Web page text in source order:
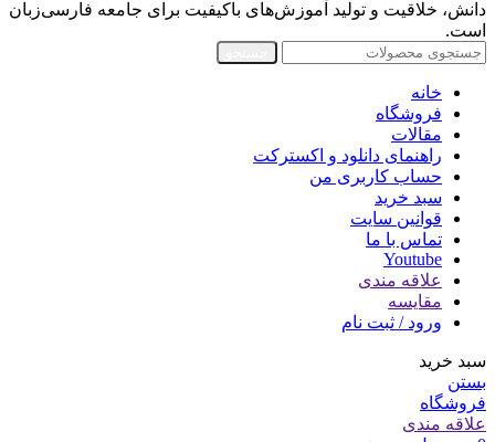
دانش، خلاقیت و تولید آموزش‌های باکیفیت برای جامعه فارسی‌زبان
است.
خانه
فروشگاه
مقالات
راهنمای دانلود و اکسترکت
حساب کاربری من
سبد خرید
قوانین سایت
تماس با ما
Youtube
علاقه مندی
مقایسه
ورود / ثبت نام
سبد خرید
بستن
فروشگاه
علاقه مندی